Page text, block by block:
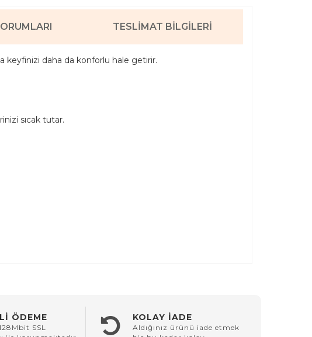
TESLIMAT BILGILERI
keyfinizi daha da konforlu hale getirir.
sıcak tutar.
ÖDEME
SSL
KOLAY İADE
Aldığınız ürünü iade etmek